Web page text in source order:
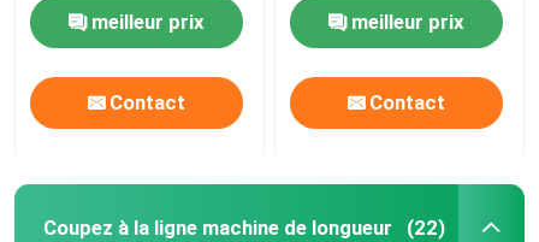
de jumeau de
changementmeilleur prix
Contact
de jumeau de
changementmeilleur prix
Contact
Coupez à la ligne machine de longueur (22)